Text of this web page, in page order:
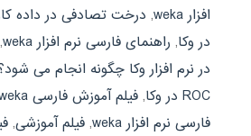
افزار weka
, درخت تصادفی در داده
در وکا, راهنمای فارسی نرم افزار weka ,
در نرم افزار وکا چگونه انجام می
ROC در وکا
, فیلم آموزش فارسی weka
فارسی نرم افزار weka
, فیلم آموزشی,